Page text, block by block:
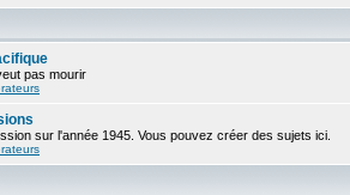
pas mourir
sur l'année 1945. Vous pouvez créer des sujets ici.